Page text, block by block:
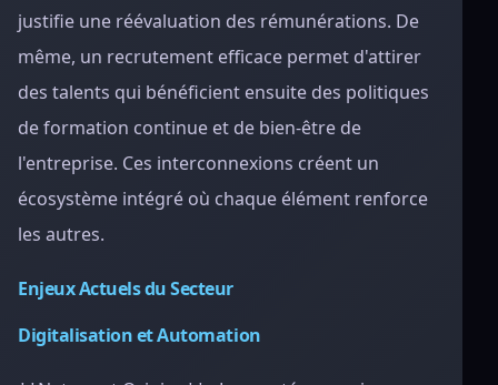
justifie une réévaluation des rémunérations. De
même, un recrutement efficace permet d'attirer
des talents qui bénéficient ensuite des politiques
de formation continue et de bien-être de
l'entreprise. Ces interconnexions créent un
écosystème intégré où chaque élément renforce
les autres.
Enjeux Actuels du Secteur
Digitalisation et Automation